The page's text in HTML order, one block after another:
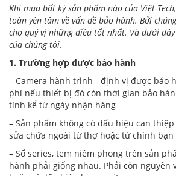
Khi mua bất kỳ sản phẩm nào của Việt
toàn yên tâm về vấn đề bảo hành. Bởi
cho quý vị những điều tốt nhất. Và dưới đây
của chúng tôi.
1. Trường hợp được bảo hành
– Camera hành trình - định vị được bảo
phí nếu thiết bị đó còn thời gian bảo
tính kể từ ngày nhận hàng
– Sản phẩm không có dấu hiệu can
sửa chữa ngoài từ thợ hoặc từ chính bạn
– Số series, tem niêm phong trên sản
hành phải giống nhau. Phải còn nguyên